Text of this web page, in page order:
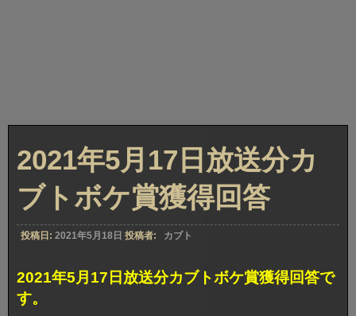
2021年5月17日放送分カ
ブトボケ賞獲得回答
投稿日: 2021年5月18日 投稿者: カブト
2021年5月17日放送分カブトボケ賞獲得回答で
す。